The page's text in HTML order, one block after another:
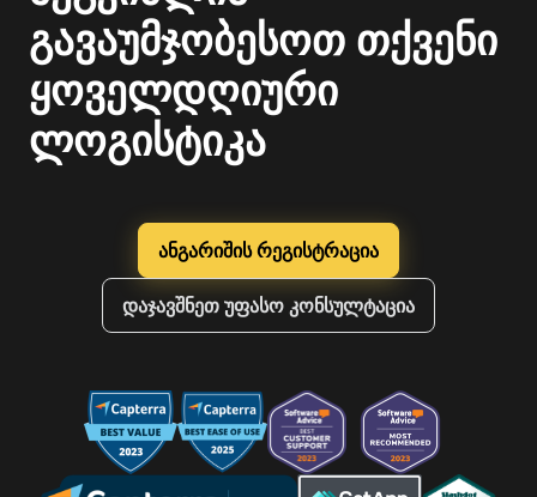
გავაუმჯობესოთ თქვენი
ყოველდღიური
ლოგისტიკა
ანგარიშის რეგისტრაცია
დაჯავშნეთ უფასო კონსულტაცია